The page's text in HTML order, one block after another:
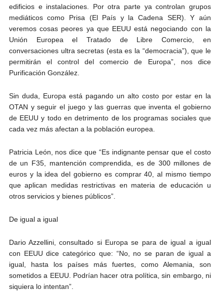
edificios e instalaciones. Por otra parte ya controlan grupos
mediáticos como Prisa (El País y la Cadena SER). Y aún
veremos cosas peores ya que EEUU está negociando con la
Unión Europea el Tratado de Libre Comercio, en
conversaciones ultra secretas (esta es la “democracia”), que le
permitirán el control del comercio de Europa”, nos dice
Purificación González.
Sin duda, Europa está pagando un alto costo por estar en la
OTAN y seguir el juego y las guerras que inventa el gobierno
de EEUU y todo en detrimento de los programas sociales que
cada vez más afectan a la población europea.
Patricia León, nos dice que “Es indignante pensar que el costo
de un F35, mantención comprendida, es de 300 millones de
euros y la idea del gobierno es comprar 40, al mismo tiempo
que aplican medidas restrictivas en materia de educación u
otros servicios y bienes públicos”.
De igual a igual
Dario Azzellini, consultado si Europa se para de igual a igual
con EEUU dice categórico que: “No, no se paran de igual a
igual, hasta los países más fuertes, como Alemania, son
sometidos a EEUU. Podrían hacer otra política, sin embargo, ni
siquiera lo intentan”.